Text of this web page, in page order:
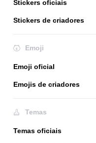
Stickers oficiais
Stickers de criadores
Emoji
Emoji oficial
Emojis de criadores
Temas
Temas oficiais